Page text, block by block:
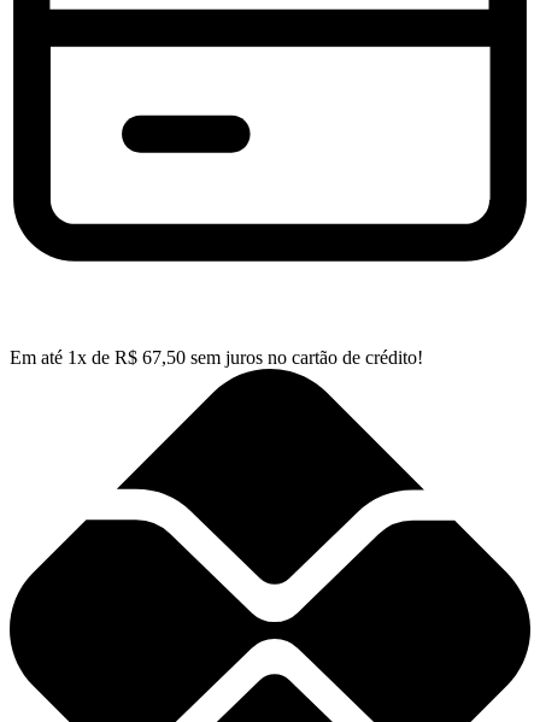
Em até 1x de R$ 67,50 sem juros no cartão de crédito!